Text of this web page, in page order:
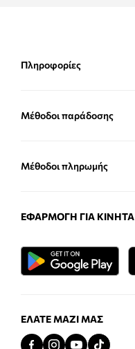
Πληροφορίες
Μέθοδοι παράδοσης
Μέθοδοι πληρωμής
ΕΦΑΡΜΟΓΉ ΓΙΑ ΚΙΝΗΤΆ
ΕΛΆΤΕ ΜΑΖΊ ΜΑΣ